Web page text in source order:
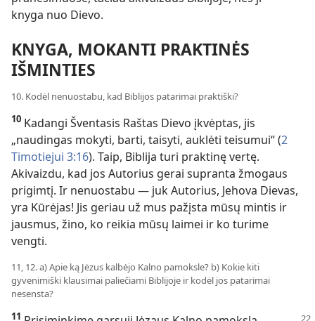
knyga nuo Dievo.
KNYGA, MOKANTI PRAKTINĖS
IŠMINTIES
10. Kodėl nenuostabu, kad Biblijos patarimai praktiški?
10 Kadangi Šventasis Raštas Dievo įkvėptas, jis
„naudingas mokyti, barti, taisyti, auklėti teisumui“ (2
Timotiejui 3:16). Taip, Biblija turi praktinę vertę.
Akivaizdu, kad jos Autorius gerai supranta žmogaus
prigimtį. Ir nenuostabu — juk Autorius, Jehova Dievas,
yra Kūrėjas! Jis geriau už mus pažįsta mūsų mintis ir
jausmus, žino, ko reikia mūsų laimei ir ko turime
vengti.
11, 12. a) Apie ką Jėzus kalbėjo Kalno pamoksle? b) Kokie kiti
gyvenimiški klausimai paliečiami Biblijoje ir kodėl jos patarimai
nesensta?
11